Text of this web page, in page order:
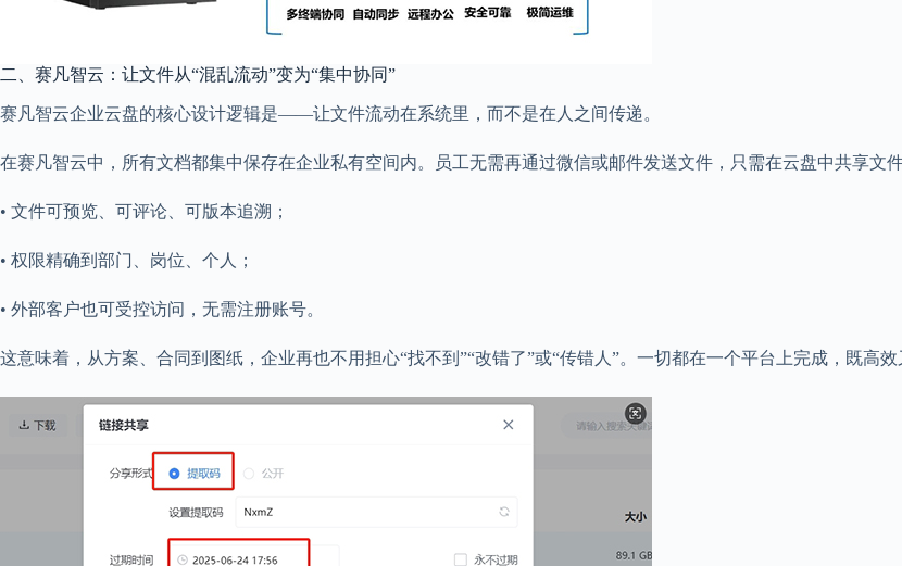
二、赛凡智云：让文件从“混乱流动”变为“集中协同”
赛凡智云企业云盘的核心设计逻辑是——让文件流动在系统里，而不是在人之间传递。
在赛凡智云中，所有文档都集中保存在企业私有空间内。员工无需再通过微信或邮件发送文件，只需在云盘中共享文
• 文件可预览、可评论、可版本追溯；
• 权限精确到部门、岗位、个人；
• 外部客户也可受控访问，无需注册账号。
这意味着，从方案、合同到图纸，企业再也不用担心“找不到”“改错了”或“传错人”。一切都在一个平台上完成，既高效